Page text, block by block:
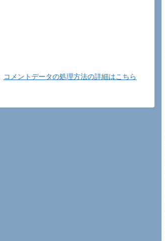
コメントデータの処理方法の詳細はこちら